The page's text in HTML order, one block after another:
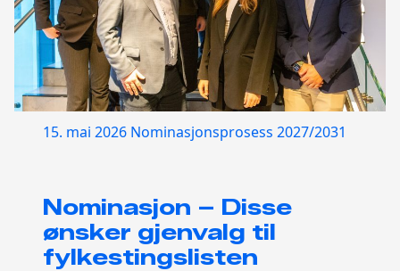
15. mai 2026 Nominasjonsprosess 2027/2031
Nominasjon – Disse
ønsker gjenvalg til
fylkestingslisten